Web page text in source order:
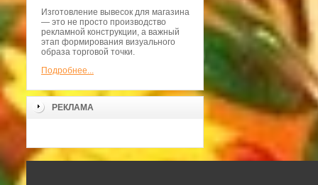
Изготовление вывесок для магазина
— это не просто производство
рекламной конструкции, а важный
этап формирования визуального
образа торговой точки.
Подробнее...
РЕКЛАМА